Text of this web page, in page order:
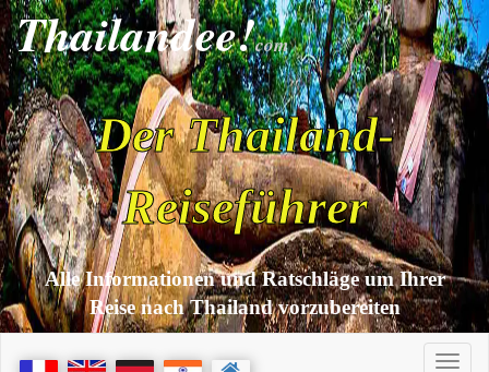
Thailandee!com
Der Thailand-
Reiseführer
Alle Informationen und Ratschläge um Ihrer
Reise nach Thailand vorzubereiten